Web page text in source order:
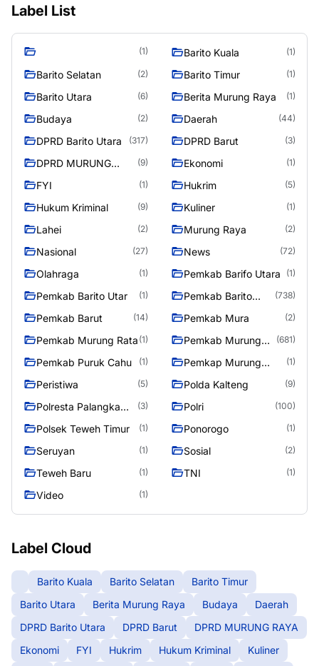
Label List
(1) Barito Kuala (1)
Barito Selatan (2) Barito Timur (1)
Barito Utara (6) Berita Murung Raya (1)
Budaya (2) Daerah (44)
DPRD Barito Utara (317) DPRD Barut (3)
DPRD MURUNG
(9) Ekonomi (1)
FYI (1) Hukrim (5)
Hukum Kriminal (9) Kuliner (1)
Lahei (2) Murung Raya (2)
Nasional (27) News (72)
Olahraga (1) Pemkab Barifo Utara (1)
Pemkab Barito Utar (1)
Pemkab Barito
(738)
Pemkab Barut (14) Pemkab Mura (2)
Pemkab Murung Rata (1)
Pemkab Murung
(681)
Pemkab Puruk Cahu (1)
Pemkap Murung
(1)
Peristiwa (5) Polda Kalteng (9)
Polresta Palangka
(3) Polri (100)
Polsek Teweh Timur (1) Ponorogo (1)
Seruyan (1) Sosial (2)
Teweh Baru (1) TNI (1)
Video (1)
Label Cloud
Barito Kuala Barito Selatan
Barito Timur
Barito Utara
Berita Murung Raya Budaya
Daerah
DPRD Barito Utara
DPRD Barut
DPRD MURUNG RAYA
Ekonomi
FYI Hukrim Hukum Kriminal
Kuliner